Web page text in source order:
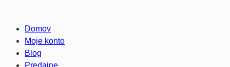
Domov
Moje konto
Blog
Predajne